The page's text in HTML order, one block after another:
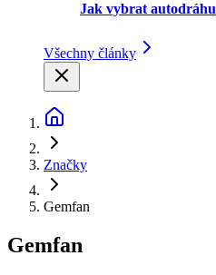
Jak vybrat autodráhu
Všechny články
Značky
Gemfan
Gemfan